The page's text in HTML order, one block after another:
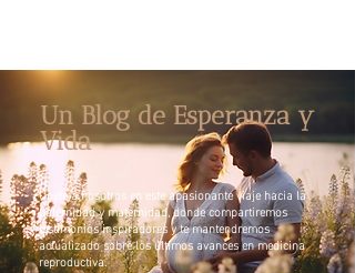
Un Blog de Esperanza y
Vida
Únete a nosotros en este apasionante viaje hacia la
paternidad y maternidad, donde compartiremos
testimonios inspiradores y te mantendremos
actualizado sobre los últimos avances en medicina
reproductiva.